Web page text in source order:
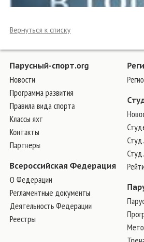
Вернуться к списку
Парусный-спорт.org
Новости
Программа развития
Правила вида спорта
Классы яхт
Контакты
Партнеры
Всероссийская Федерация
О Федерации
Регламентные документы
Деятельность Федерации
Реестры